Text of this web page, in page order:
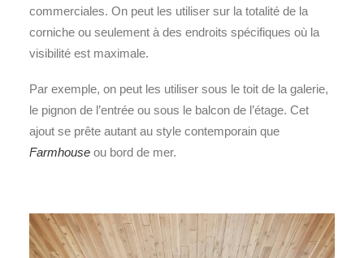
commerciales. On peut les utiliser sur la totalité de la
corniche ou seulement à des endroits spécifiques où la
visibilité est maximale.
Par exemple, on peut les utiliser sous le toit de la galerie,
le pignon de l’entrée ou sous le balcon de l’étage. Cet
ajout se prête autant au style contemporain que
Farmhouse ou bord de mer.